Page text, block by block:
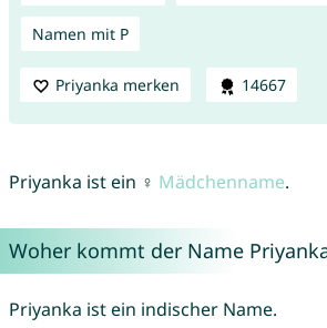
Namen mit P
Priyanka merken 14667
Priyanka ist ein ♀ Mädchenname.
Woher kommt der Name
Priyanka ist ein indischer Name.